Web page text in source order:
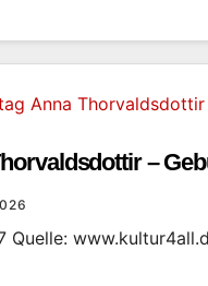
–
Quelle: